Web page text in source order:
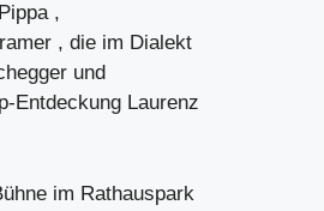
,
, die im Dialekt
und
Entdeckung Laurenz
im Rathauspark